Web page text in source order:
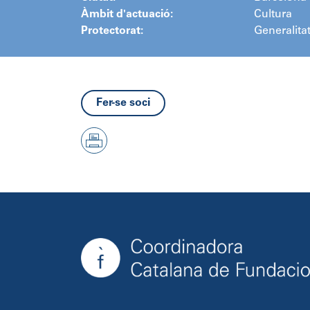
Àmbit d'actuació:
Cultura
Protectorat:
Fer-se soci